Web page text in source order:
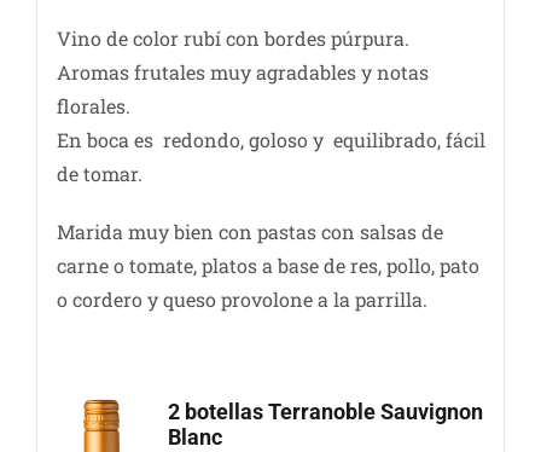
Vino de color rubí con bordes púrpura.
Aromas frutales muy agradables y notas
florales.
En boca es redondo, goloso y equilibrado, fácil
de tomar.
Marida muy bien con pastas con salsas de
carne o tomate, platos a base de res, pollo, pato
o cordero y queso provolone a la parrilla.
2 botellas Terranoble Sauvignon
Blanc